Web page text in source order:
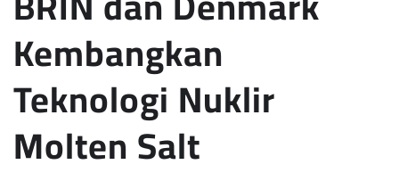
Kembangkan
Teknologi Nuklir
Molten Salt